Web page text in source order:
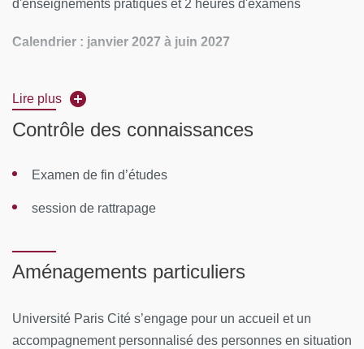
d'enseignements pratiques et 2 heures d'examens
Calendrier : janvier 2027 à juin 2027
de plantes à l’officine : médicaments à base de plantes,
Produits sur le marché et connaissance de la filière :
Spécialités, compléments alimentaires, matières
Fournisseurs de plantes vrac et produits finis,
exigences qualité et sécurité selon les circuits
Lire plus
Contrôle des connaissances
Examen de fin d’études
session de rattrapage
Aménagements particuliers
Université Paris Cité s’engage pour un accueil et un
accompagnement personnalisé des personnes en situation